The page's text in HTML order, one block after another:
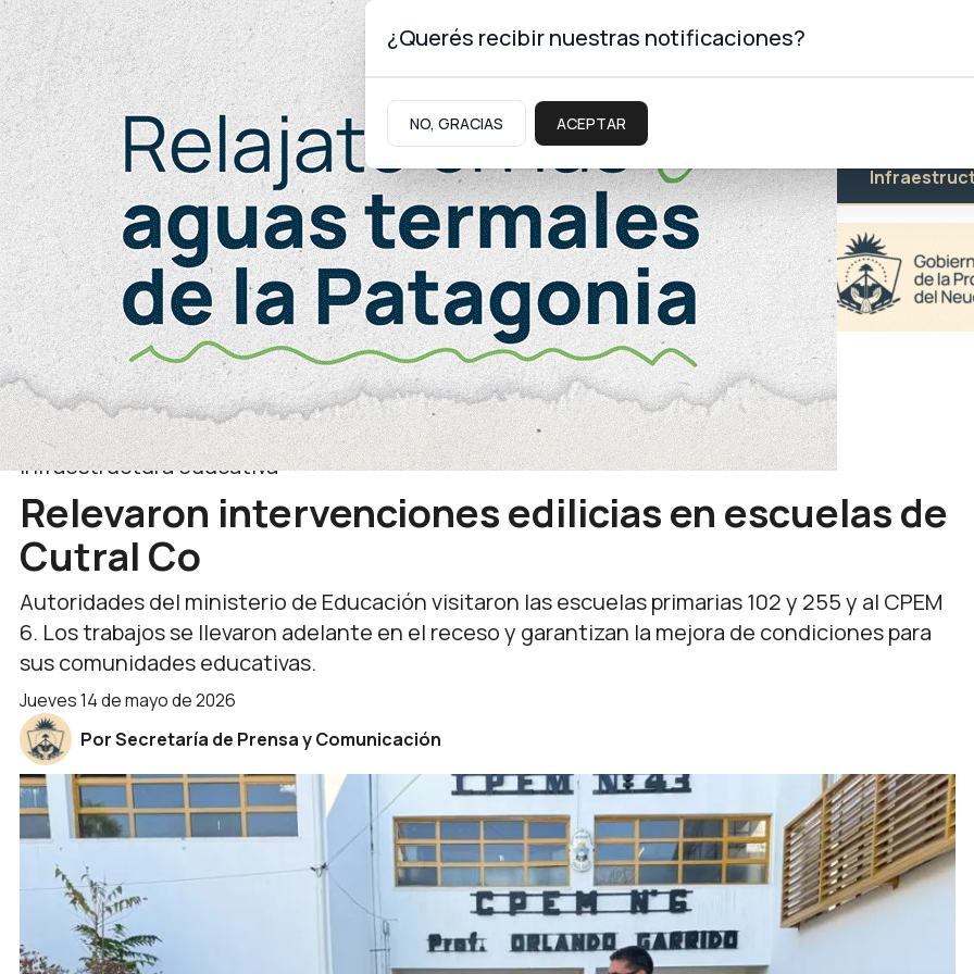
Sábado 8 deAgosto de 2026
Neuquinidad Gabinete Turismo Educación Salud
Educación
Infraestructura educativa
Relevaron intervenciones edilicias en escuelas de
Cutral Co
Autoridades del ministerio de Educación visitaron las escuelas primarias 102 y 255 y al CPEM
6. Los trabajos se llevaron adelante en el receso y garantizan la mejora de condiciones para
sus comunidades educativas.
jueves 14 de mayo de 2026
Por Secretaría de Prensa y Comunicación
¿Querés recibir nuestras notificaciones?
NO, GRACIAS ACEPTAR